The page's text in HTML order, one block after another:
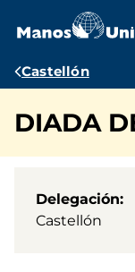
contenido
Ruta
Castellón
DIADA
Delegación
Castellón